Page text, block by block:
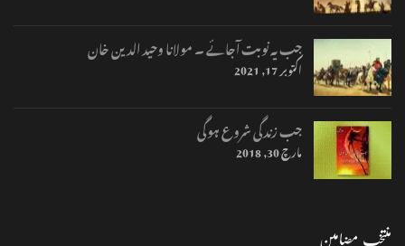
جب یہ نوبت آجائے ۔ مولانا وحید الدین خان
اکتوبر 17, 2021
جب زندگی شروع ہوگی
مارچ 30, 2018
منتخب مضامین